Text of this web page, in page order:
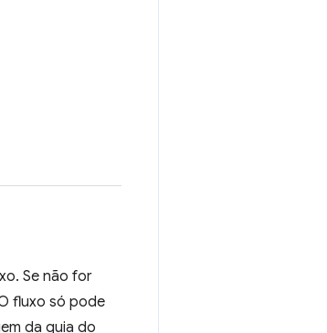
Se não for
fluxo só pode
da guia do